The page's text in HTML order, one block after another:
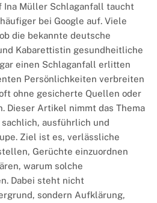
Ina Müller Schlaganfall taucht
bei Google auf. Viele
die bekannte deutsche
Kabarettistin gesundheitliche
einen Schlaganfall erlitten
Persönlichkeiten verbreiten
ohne gesicherte Quellen oder
Dieser Artikel nimmt das Thema
ausführlich und
Ziel ist es, verlässliche
Gerüchte einzuordnen
warum solche
Dabei steht nicht
sondern Aufklärung,